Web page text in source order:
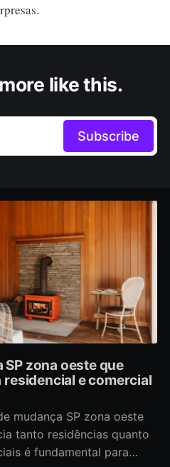
like this.
Subscribe
SP zona oeste que
e comercial
mudança SP zona oeste
tanto residências quanto
é fundamental para